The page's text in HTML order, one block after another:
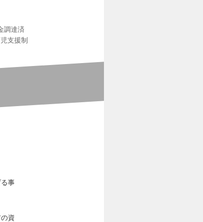
調達済
支援制
事
資